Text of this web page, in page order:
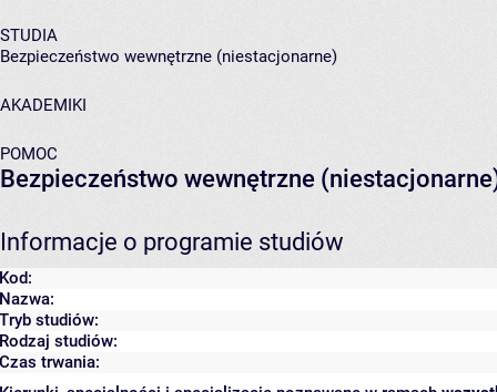
STUDIA
Bezpieczeństwo wewnętrzne (niestacjonarne)
AKADEMIKI
POMOC
Bezpieczeństwo wewnętrzne
Informacje o programie studiów
Kod:
Nazwa:
Tryb studiów:
Rodzaj studiów:
Czas trwania: